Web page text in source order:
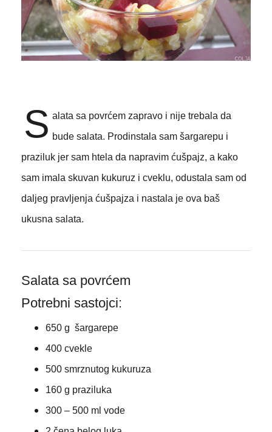
S alata sa povrćem zapravo i nije trebala da
bude salata. Prodinstala sam šargarepu i
praziluk jer sam htela da napravim ćušpajz, a kako
sam imala skuvan kukuruz i cveklu, odustala sam od
daljeg pravljenja ćušpajza i nastala je ova baš
ukusna salata.
Salata sa povrćem
Potrebni sastojci:
650 g šargarepe
400 cvekle
500 smrznutog kukuruza
160 g praziluka
300 – 500 ml vode